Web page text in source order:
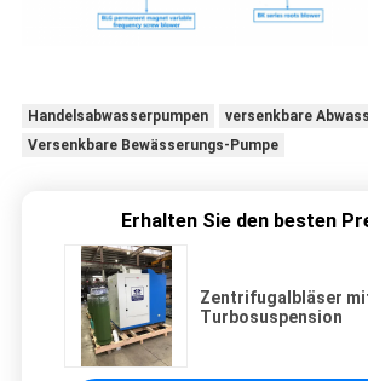
Handelsabwasserpumpen
versenkbare
Versenkbare Bewässerungs-Pumpe
Erhalten Sie den besten
Zentrifugalbläser
Turbosuspension